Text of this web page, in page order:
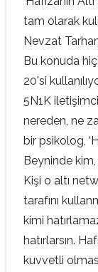
tam olarak
Nevzat
Bu konuda
20'si
5N1K
nereden, ne
bir psikolog,
Beyninde kim,
Kişi o altı
tarafını
kimi
hatırlarsın.
kuvvetli